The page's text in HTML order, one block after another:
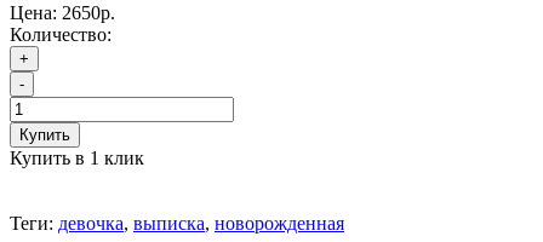
Цена: 2650р.
Количество:
+
-
Купить
Купить в 1 клик
Теги: девочка, выписка, новорожденная